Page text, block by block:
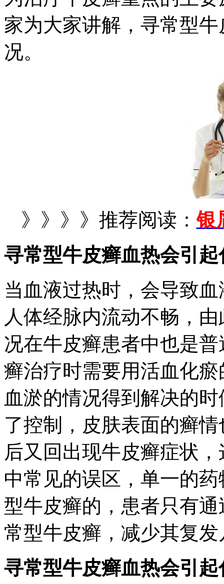
家为大家讲解，寻常型
况。
》》》》推荐阅读：银
寻常型牛皮癣血热会引起
当血液过热时，会导致
人体经脉内流动不畅，
况在牛皮癣患者中也是
癣治疗时需要用活血化
血淤的情况得到解决的
了控制，皮肤表面的癣
后又回出现牛皮癣症状
中常见的误区，单一的
型牛皮癣的，患者只有
常型牛皮癣，减少其复发
寻常型牛皮癣血热会引起